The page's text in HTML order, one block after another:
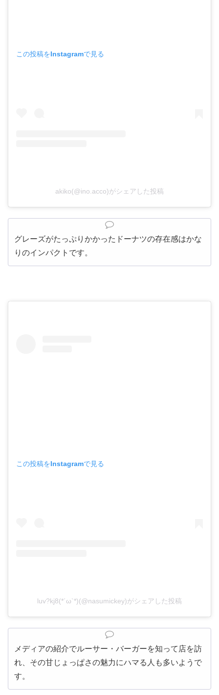
この投稿をInstagramで見る
akiko(@ino.acco)がシェアした投稿
グレーズがたっぷりかかったドーナツの存在感はかな
りのインパクトです。
この投稿をInstagramで見る
luv?kj8(*´ω`*)(@nasumickey)がシェアした投稿
メディアの紹介でルーサー・バーガーを知って店を訪
れ、その甘じょっぱさの魅力にハマる人も多いようで
す。